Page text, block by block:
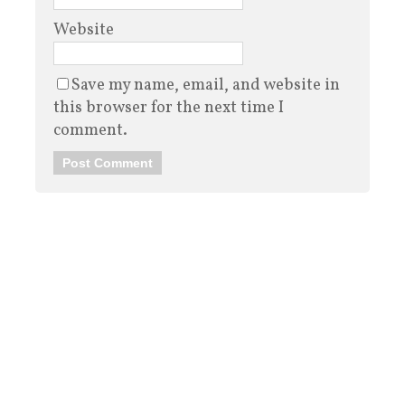
Website
Save my name, email, and website in
this browser for the next time I
comment.